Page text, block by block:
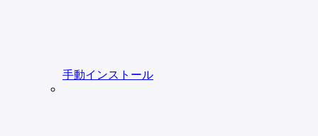
手動インストール